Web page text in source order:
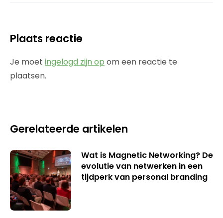
Plaats reactie
Je moet ingelogd zijn op om een reactie te
plaatsen.
Gerelateerde artikelen
Wat is Magnetic Networking? De
evolutie van netwerken in een
tijdperk van personal branding